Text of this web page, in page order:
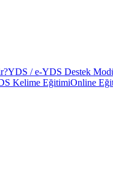
YDS / e-YDS Destek
Kelime EğitimiOnline